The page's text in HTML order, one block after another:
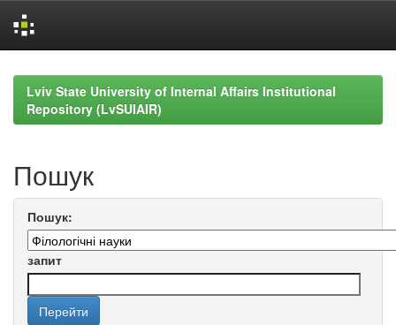
navigationLviv State University of Internal Affairs Institutional
Repository (LvSUIAIR)
Пошук
Пошук:
запит